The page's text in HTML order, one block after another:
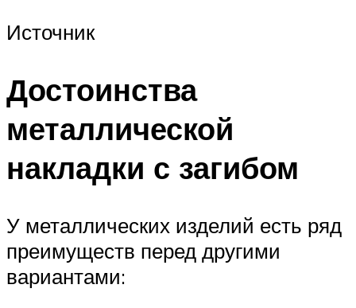
Источник
Достоинства
металлической
накладки с загибом
У металлических изделий есть ряд
преимуществ перед другими
вариантами: